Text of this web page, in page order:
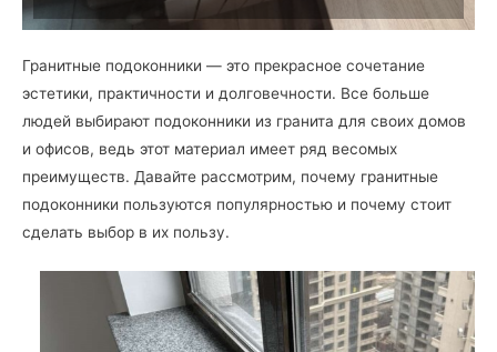
Гранитные подоконники — это прекрасное сочетание
эстетики, практичности и долговечности. Все больше
людей выбирают подоконники из гранита для своих домов
и офисов, ведь этот материал имеет ряд весомых
преимуществ. Давайте рассмотрим, почему гранитные
подоконники пользуются популярностью и почему стоит
сделать выбор в их пользу.